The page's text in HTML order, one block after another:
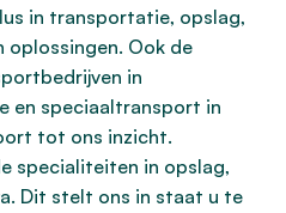
in transportatie, opslag,
oplossingen. Ook de
in
en speciaaltransport in
tot ons inzicht.
specialiteiten in opslag,
Dit stelt ons in staat u te